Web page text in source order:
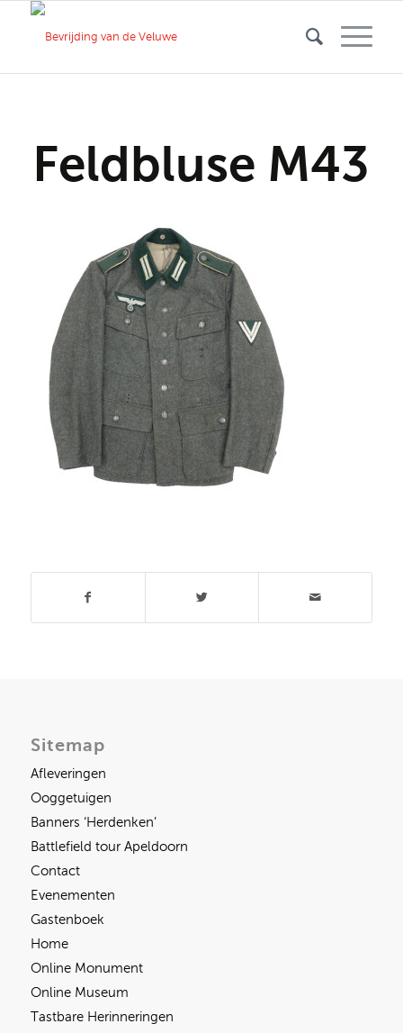
Feldbluse M43
Sitemap
Afleveringen
Ooggetuigen
Banners ‘Herdenken’
Battlefield tour Apeldoorn
Contact
Evenementen
Gastenboek
Home
Online Monument
Online Museum
Tastbare Herinneringen